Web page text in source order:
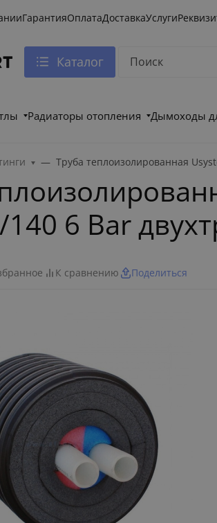
ГарантияОплатаДоставкаУслуги
Каталог
Радиаторы отопления Дымоходы
Труба теплоизолированная
6 Bar
К сравнению Поделиться